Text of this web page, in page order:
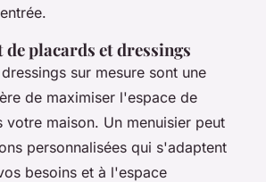
de placards et dressings
sur mesure sont une
de maximiser l'espace de
votre maison. Un menuisier peut
personnalisées qui s'adaptent
besoins et à l'espace